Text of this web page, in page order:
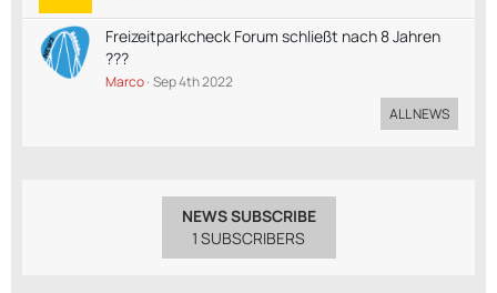
Freizeitparkcheck Forum schließt nach 8 Jahren
???
Marco Sep 4th 2022
ALL NEWS
NEWS SUBSCRIBE
1 SUBSCRIBERS